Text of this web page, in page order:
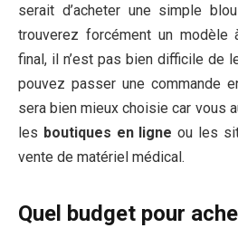
serait d’acheter une simple
trouverez forcément un modèle
final, il n’est pas bien difficile de
pouvez passer une commande
sera bien mieux choisie car vous
les boutiques en ligne ou les
vente de matériel médical.
Quel budget pour